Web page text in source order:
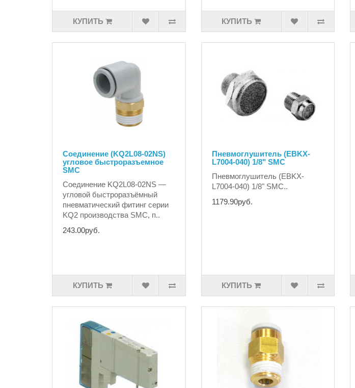
КУПИТЬ КУПИТЬ
Соединение (KQ2L08-02NS)
угловое быстроразъемное
SMC
Соединение KQ2L08-02NS —
угловой быстроразъёмный
пневматический фитинг серии
KQ2 производства SMC, п..
243.00руб.
КУПИТЬ
Пневмоглушитель (EBKX-
L7004-040) 1/8" SMC
Пневмоглушитель (EBKX-
L7004-040) 1/8" SMC..
1179.90руб.
КУПИТЬ